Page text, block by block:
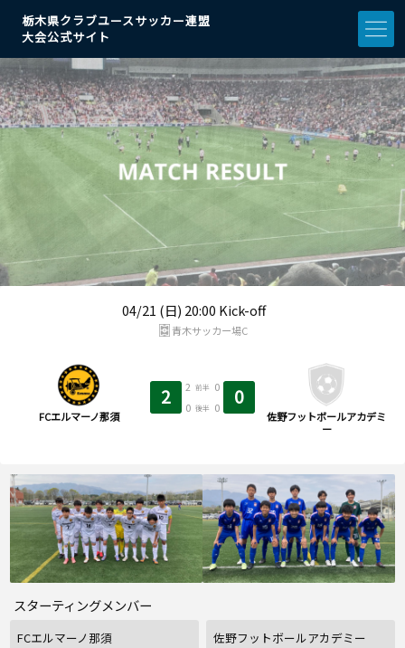
栃木県クラブユースサッカー連盟
大会公式サイト
04/21 (日) 20:00 Kick-off
FCエルマーノ那須
2 2 前半
0
0 後半 0 0
佐野フットボールアカデミ
ー
青木サッカー場C
スターティングメンバー
FCエルマーノ那須 佐野フットボールアカデミー